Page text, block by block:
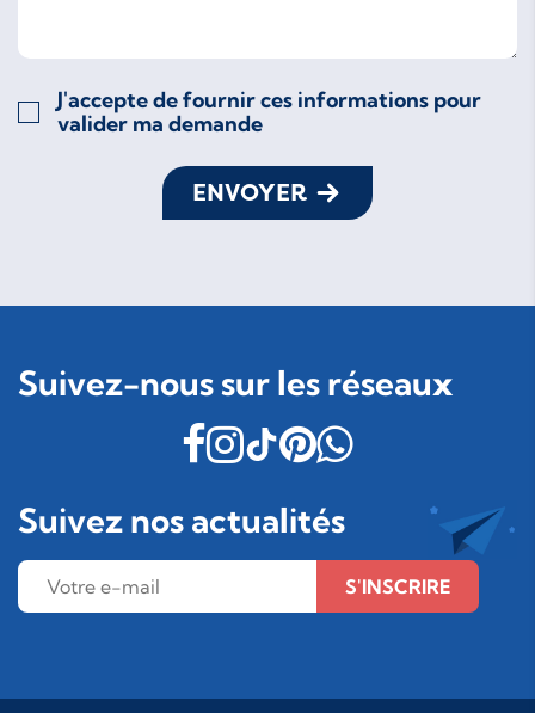
J'accepte de fournir ces informations pour
valider ma demande
ENVOYER
Suivez-nous sur les réseaux
Suivez nos actualités
S'INSCRIRE